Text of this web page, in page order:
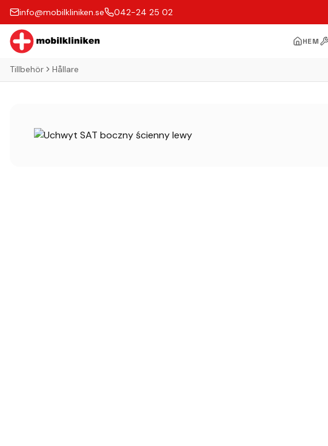
info@mobilkliniken.se 042-24 25 02
HEM
Tillbehör Hållare